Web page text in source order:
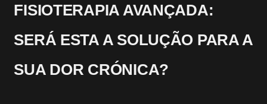
FISIOTERAPIA AVANÇADA:
SERÁ ESTA A SOLUÇÃO PARA A
SUA DOR CRÓNICA?